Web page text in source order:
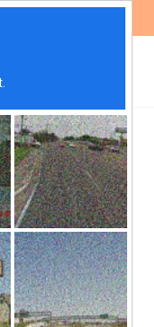
desafío
lo